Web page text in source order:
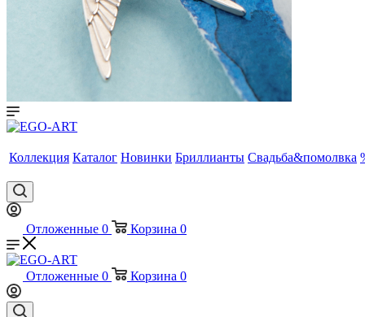
Коллекция Каталог Новинки Бриллианты Свадьба&помолвка
Отложенные 0 Корзина 0
Отложенные 0 Корзина 0